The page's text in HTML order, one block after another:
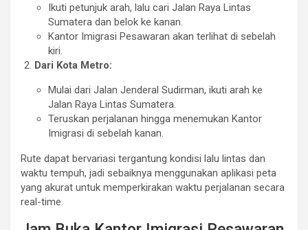
Ikuti petunjuk arah, lalu cari Jalan Raya Lintas
Sumatera dan belok ke kanan.
Kantor Imigrasi Pesawaran akan terlihat di sebelah
kiri.
Dari Kota Metro:
Mulai dari Jalan Jenderal Sudirman, ikuti arah ke
Jalan Raya Lintas Sumatera.
Teruskan perjalanan hingga menemukan Kantor
Imigrasi di sebelah kanan.
Rute dapat bervariasi tergantung kondisi lalu lintas dan
waktu tempuh, jadi sebaiknya menggunakan aplikasi peta
yang akurat untuk memperkirakan waktu perjalanan secara
real-time.